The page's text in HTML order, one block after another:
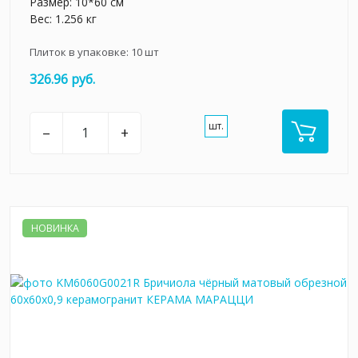
Вес: 1.256 кг
Плиток в упаковке: 10шт
326.96 руб.
– + шт.
НОВИНКА